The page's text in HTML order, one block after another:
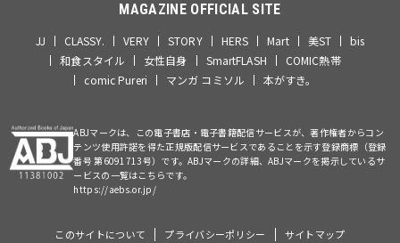
MAGAZINE OFFICIAL SITE
JJ CLASSY. VERY STORY HERS Mart 美ST
bis
和食スタイル
女性自身 SmartFLASH
COMIC熱帯
comic Pureri
マンガ コミソル 本がすき。
ABJマークは、この電子書店・電子書籍配信サービスが、著作権者からコン
テンツ使用許諾を得た正規版配信サービスであることを示す登録商標（登録
番号 第6091713号）です。ABJマークの詳細、ABJマークを掲示しているサ
ービスの一覧はこちらです。
https://aebs.or.jp/
このサイトについて プライバシーポリシー サイトマップ